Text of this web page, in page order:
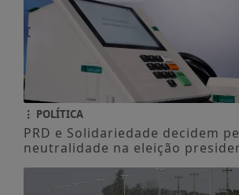
POLÍTICA
PRD e Solidariedade decidem
neutralidade na eleição